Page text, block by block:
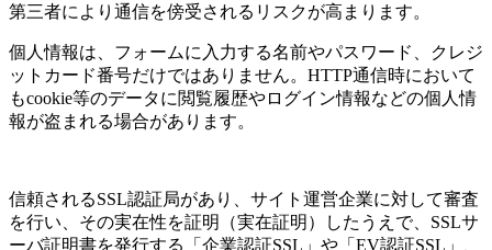
第三者により通信を傍受されるリスクが高まります。
個人情報は、フォームに入力する名前やパスワード、クレジ
ットカード番号だけではありません。HTTP通信時において
もcookie等のデータに閲覧履歴やログイン情報などの個人情
報が盗まれる場合があります。
信頼されるSSL認証局があり、サイト運営企業に対して審査
を行い、その実在性を証明（実在証明）したうえで、SSLサ
ーバ証明書を発行する「企業認証SSL」や「EV認証SSL」、